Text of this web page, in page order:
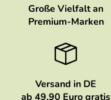
Große Vielfalt an
Premium-Marken
Versand in DE
ab 49,90 Euro gratis